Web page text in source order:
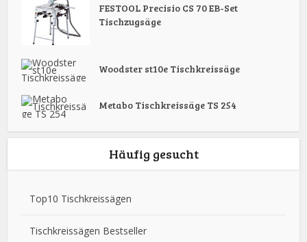
FESTOOL Precisio CS 70 EB-Set
Tischzugsäge
Woodster st10e Tischkreissäge
Metabo Tischkreissäge TS 254
Häufig gesucht
Top10 Tischkreissägen
Tischkreissägen Bestseller